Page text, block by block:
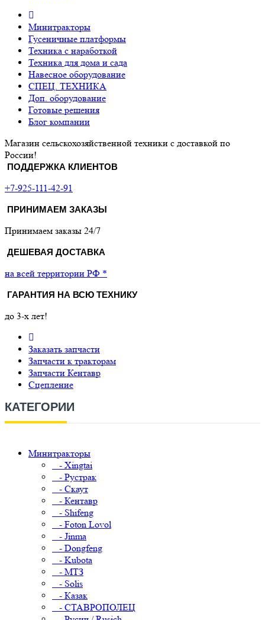
Минитракторы
Гусеничные платформы
Техника с наработкой
Техника для дома и сада
Навесное оборудование
СПЕЦ. ТЕХНИКА
Доп. оборудование
Готовые решения
Блог компании
Магазин сельскохозяйственной техники с доставкой по
России!
ПОДДЕРЖКА КЛИЕНТОВ
+7-925-111-42-91
ПРИНИМАЕМ ЗАКАЗЫ
Принимаем заказы 24/7
ДЕШЕВАЯ ДОСТАВКА
на всей территории РФ *
ГАРАНТИЯ НА ВСЮ ТЕХНИКУ
до 3-х лет!
Заказать запчасти
Запчасти к тракторам
Запчасти Кентавр
Сцепление
КАТЕГОРИИ
Минитракторы
- Xingtai
- Рустрак
- Скаут
- Кентавр
- Shifeng
- Foton Lovol
- Jinma
- Dongfeng
- Kubota
- МТЗ
- Solis
- Казак
- СТАВРОПОЛЕЦ